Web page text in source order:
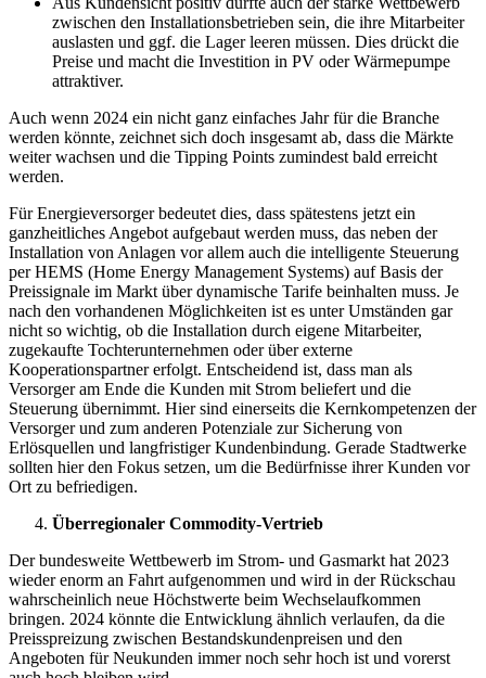
zwischen den Installationsbetrieben sein, die ihre Mitarbeiter
auslasten und ggf. die Lager leeren müssen. Dies drückt die
Preise und macht die Investition in PV oder Wärmepumpe
attraktiver.
Auch wenn 2024 ein nicht ganz einfaches Jahr für die Branche
werden könnte, zeichnet sich doch insgesamt ab, dass die Märkte
weiter wachsen und die Tipping Points zumindest bald erreicht
werden.
Für Energieversorger bedeutet dies, dass spätestens jetzt ein
ganzheitliches Angebot aufgebaut werden muss, das neben der
Installation von Anlagen vor allem auch die intelligente Steuerung
per HEMS (Home Energy Management Systems) auf Basis der
Preissignale im Markt über dynamische Tarife beinhalten muss. Je
nach den vorhandenen Möglichkeiten ist es unter Umständen gar
nicht so wichtig, ob die Installation durch eigene Mitarbeiter,
zugekaufte Tochterunternehmen oder über externe
Kooperationspartner erfolgt. Entscheidend ist, dass man als
Versorger am Ende die Kunden mit Strom beliefert und die
Steuerung übernimmt. Hier sind einerseits die Kernkompetenzen der
Versorger und zum anderen Potenziale zur Sicherung von
Erlösquellen und langfristiger Kundenbindung. Gerade Stadtwerke
sollten hier den Fokus setzen, um die Bedürfnisse ihrer Kunden vor
Ort zu befriedigen.
Überregionaler Commodity-Vertrieb
Der bundesweite Wettbewerb im Strom- und Gasmarkt hat 2023
wieder enorm an Fahrt aufgenommen und wird in der Rückschau
wahrscheinlich neue Höchstwerte beim Wechselaufkommen
bringen. 2024 könnte die Entwicklung ähnlich verlaufen, da die
Preisspreizung zwischen Bestandskundenpreisen und den
Angeboten für Neukunden immer noch sehr hoch ist und vorerst